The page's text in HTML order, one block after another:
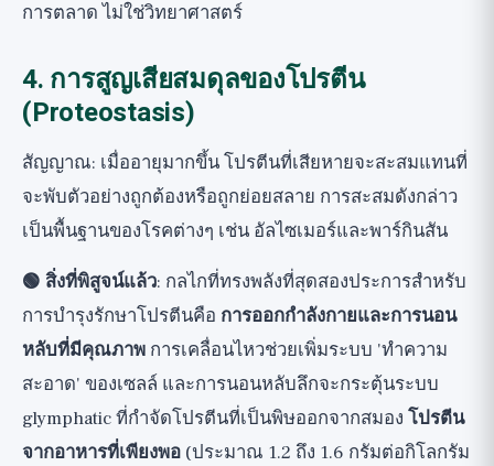
การตลาด ไม่ใช่วิทยาศาสตร์
4. การสูญเสียสมดุลของโปรตีน
(Proteostasis)
สัญญาณ: เมื่ออายุมากขึ้น โปรตีนที่เสียหายจะสะสมแทนที่
จะพับตัวอย่างถูกต้องหรือถูกย่อยสลาย การสะสมดังกล่าว
เป็นพื้นฐานของโรคต่างๆ เช่น อัลไซเมอร์และพาร์กินสัน
🟢 สิ่งที่พิสูจน์แล้ว: กลไกที่ทรงพลังที่สุดสองประการสำหรับ
การบำรุงรักษาโปรตีนคือ การออกกำลังกายและการนอน
หลับที่มีคุณภาพ การเคลื่อนไหวช่วยเพิ่มระบบ 'ทำความ
สะอาด' ของเซลล์ และการนอนหลับลึกจะกระตุ้นระบบ
glymphatic ที่กำจัดโปรตีนที่เป็นพิษออกจากสมอง โปรตีน
จากอาหารที่เพียงพอ (ประมาณ 1.2 ถึง 1.6 กรัมต่อกิโลกรัม